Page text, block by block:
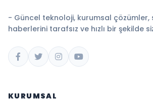
- Güncel teknoloji, kurumsal çözümler,
haberlerini tarafsız ve hızlı bir şekilde
KURUMSAL